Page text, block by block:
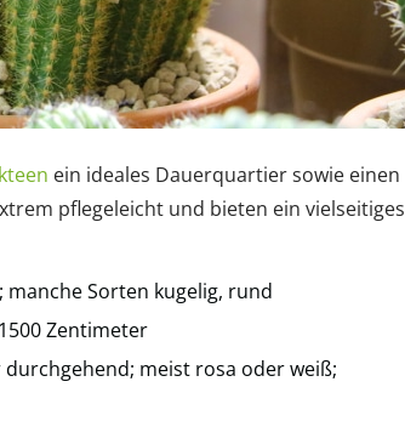
ein ideales Dauerquartier sowie einen
pflegeleicht und bieten ein vielseitiges
Sorten kugelig, rund
Zentimeter
meist rosa oder weiß;